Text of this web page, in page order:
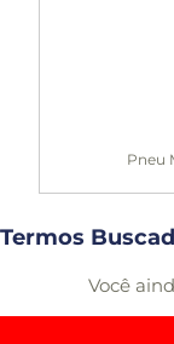
Pneu
Termos
Você